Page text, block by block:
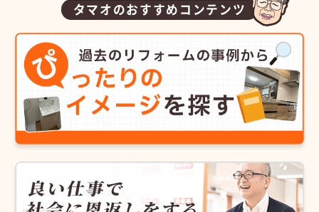
タマオのおすすめコンテンツ